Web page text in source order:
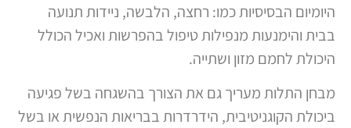
היומיום הבסיסיות כמו: רחצה, הלבשה, ניידות תנועה
בבית והימנעות מנפילות טיפול בהפרשות ואכיל הכולל
היכולת לחמם מזון ושתייה.
מבחן התלות מעריך גם את הצורך בהשגחה בשל פגיעה
ביכולת הקוגניטיבית, הידרדרות בבריאות הנפשית או בשל